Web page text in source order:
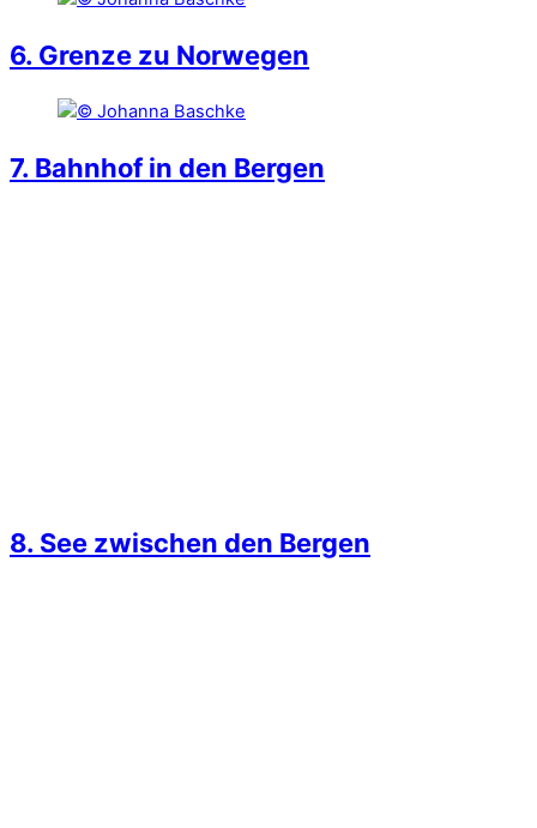
6. Grenze zu Norwegen
7. Bahnhof in den Bergen
8. See zwischen den Bergen